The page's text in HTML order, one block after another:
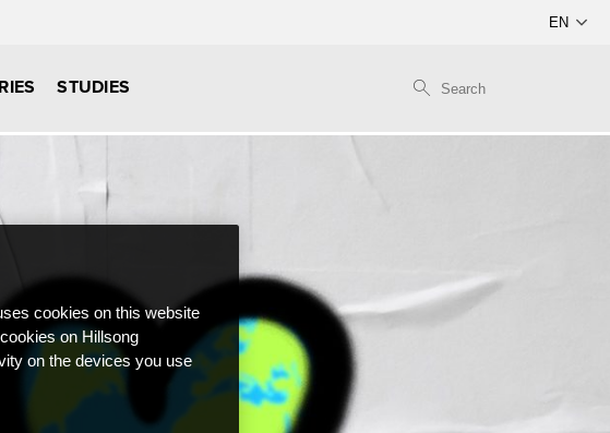
STUDIES
cookies on this website
on Hillsong
on the devices you use